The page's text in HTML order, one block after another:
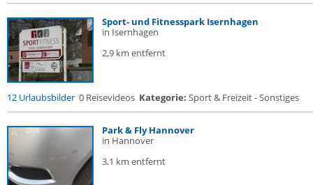
Sport- und Fitnesspark Isernhagen
in Isernhagen
2,9 km entfernt
12 Urlaubsbilder 0 Reisevideos Kategorie: Sport & Freizeit - Sonstiges
Park & Fly Hannover
in Hannover
3,1 km entfernt